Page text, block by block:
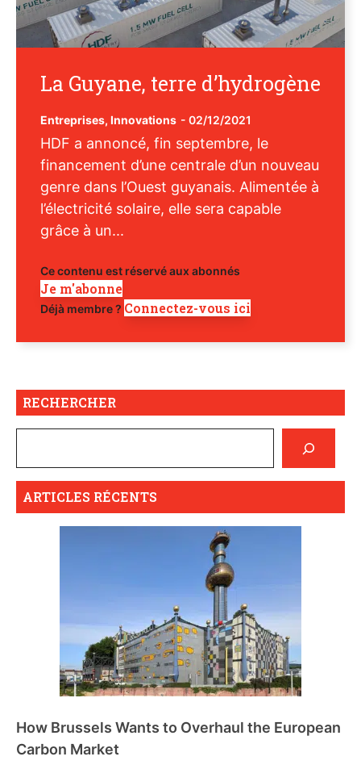
La Guyane, terre d’hydrogène
Entreprises, Innovations - 02/12/2021
HDF a annoncé, fin septembre, le
financement d’une centrale d’un nouveau
genre dans l’Ouest guyanais. Alimentée à
l’électricité solaire, elle sera capable
grâce à un...
Ce contenu est réservé aux abonnés
Je m'abonne
Déjà membre ? Connectez-vous ici
RECHERCHER
ARTICLES RÉCENTS
How Brussels Wants to Overhaul the European
Carbon Market